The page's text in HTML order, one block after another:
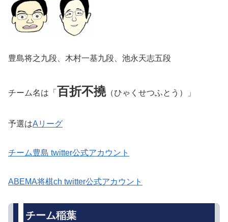
豊島将之九段、木村一基九段、池永天志五段
チーム名は「 百折不撓（ひゃくせつふとう）」
予選はAリーグ
チーム豊島 twitter公式アカウント
ABEMA将棋ch twitter公式アカウント
チーム稲葉